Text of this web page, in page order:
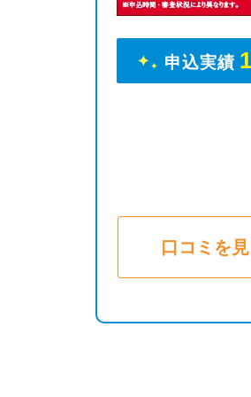
申込実績
口コミを